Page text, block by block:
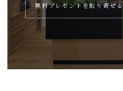
無料プレゼントを取り寄せる